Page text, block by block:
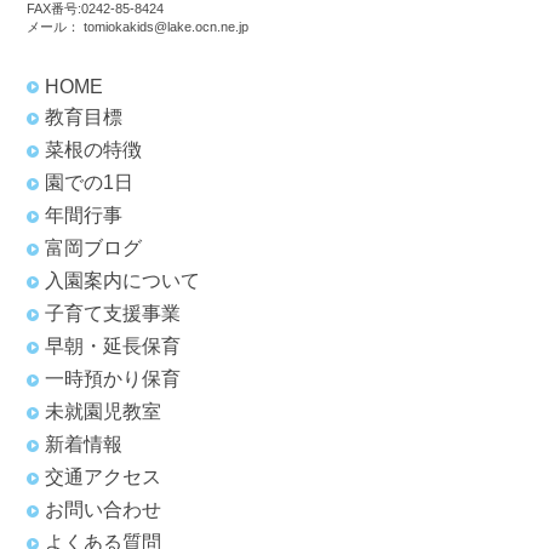
FAX番号:0242-85-8424
メール：tomiokakids@lake.ocn.ne.jp
HOME
教育目標
菜根の特徴
園での1日
年間行事
富岡ブログ
入園案内について
子育て支援事業
早朝・延長保育
一時預かり保育
未就園児教室
新着情報
交通アクセス
お問い合わせ
よくある質問